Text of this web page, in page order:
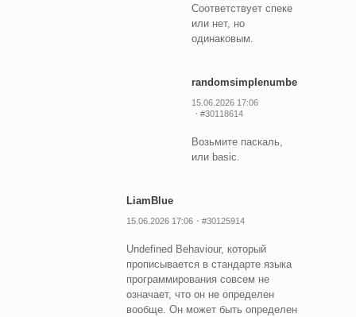
Соответствует спеке
или нет, но
одинаковым.
randomsimplenumber
15.06.2026 17:06
#30118614
Возьмите паскаль,
или basic.
LiamBlue
15.06.2026 17:06 #30125914
Undefined Behaviour, который
прописывается в стандарте языка
программирования совсем не
означает, что он не определен
вообще. Он может быть определен